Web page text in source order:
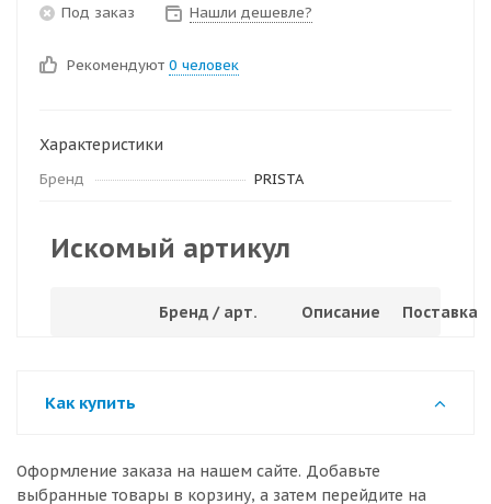
Под заказ Нашли дешевле?
Рекомендуют 0 человек
Характеристики
Бренд PRISTA
Искомый артикул
Бренд / арт. Описание Поставка
Как купить
Оформление заказа на нашем сайте. Добавьте
выбранные товары в корзину, а затем перейдите на